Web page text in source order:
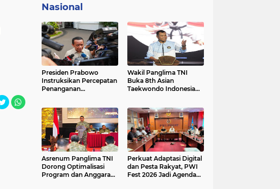
Nasional
Presiden Prabowo
Instruksikan Percepatan
Penanganan
BBM
Wakil Panglima TNI
Buka 8th Asian
Taekwondo Indonesia
Asrenum Panglima TNI
Dorong Optimalisasi
Program dan Anggaran
Perkuat Adaptasi Digital
dan Pesta Rakyat, PWI
Fest 2026 Jadi Agenda